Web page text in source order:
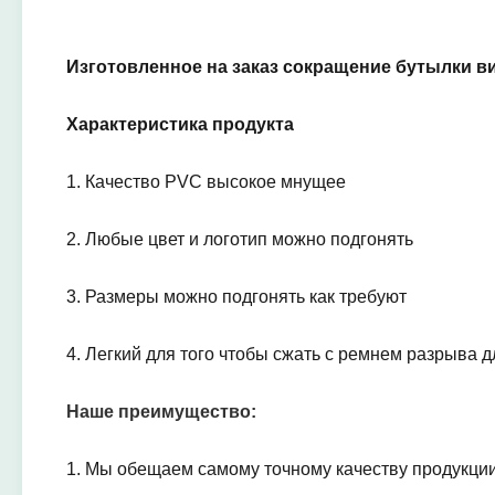
Изготовленное на заказ сокращение бутылки
Характеристика продукта
1. Качество PVC высокое мнущее
2. Любые цвет и логотип можно подгонять
3. Размеры можно подгонять как требуют
4. Легкий для того чтобы сжать с ремнем разрыва
Наше преимущество:
1. Мы обещаем самому точному качеству